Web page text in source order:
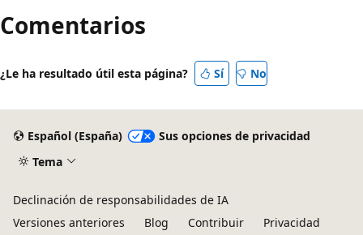
Comentarios
¿Le ha resultado útil esta página? Sí No
Español (España)
Sus opciones de privacidad
Tema
Declinación de responsabilidades de IA
Versiones anteriores
Blog Contribuir Privacidad